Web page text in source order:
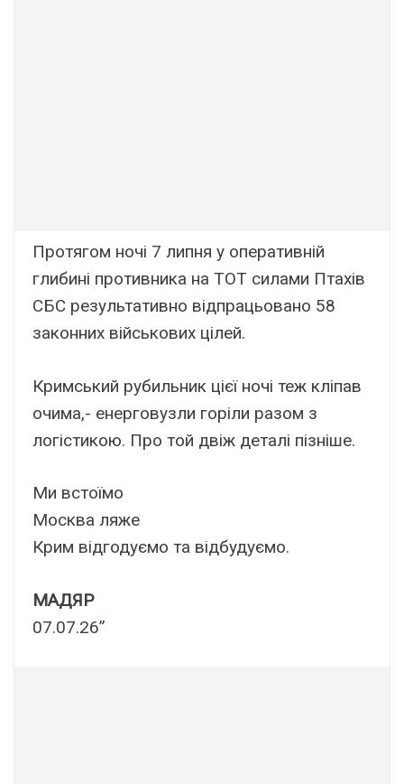
Протягом ночі 7 липня у оперативній
глибині противника на ТОТ силами Птахів
СБС результативно відпрацьовано 58
законних військових цілей.
Кримський рубильник цієї ночі теж кліпав
очима,- енерговузли горіли разом з
логістикою. Про той двіж деталі пізніше.
Ми встоїмо
Москва ляже
Крим відгодуємо та відбудуємо.
МАДЯР
07.07.26”